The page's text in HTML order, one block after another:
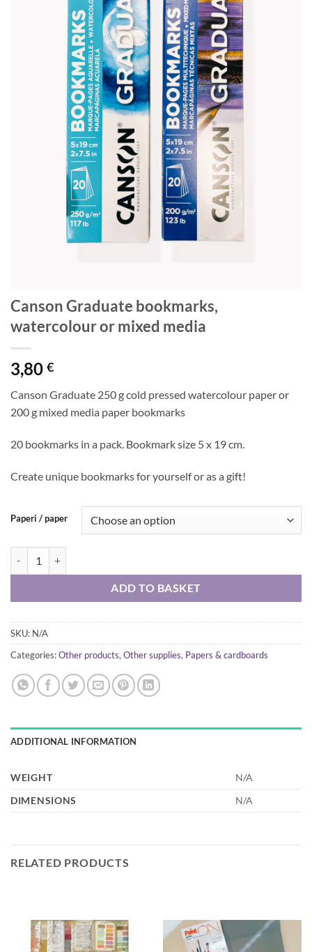
Canson Graduate bookmarks,
watercolour or mixed media
3,80 €
Canson Graduate 250 g cold pressed watercolour paper or
200 g mixed media paper bookmarks
20 bookmarks in a pack. Bookmark size 5 x 19 cm.
Create unique bookmarks for yourself or as a gift!
Paperi / paper
ADD TO BASKET
SKU: N/A
Categories:Other products, Other supplies, Papers & cardboards
ADDITIONAL INFORMATION
WEIGHT
N/A
DIMENSIONS
N/A
RELATED PRODUCTS